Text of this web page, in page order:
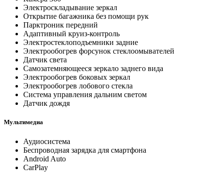
Электроскладывание зеркал
Открытие багажника без помощи рук
Парктроник передний
Адаптивный круиз-контроль
Электростеклоподъемники задние
Электрообогрев форсунок стеклоомывателей
Датчик света
Самозатемняющееся зеркало заднего вида
Электрообогрев боковых зеркал
Электрообогрев лобового стекла
Система управления дальним светом
Датчик дождя
Мультимедиа
Аудиосистема
Беспроводная зарядка для смартфона
Android Auto
CarPlay